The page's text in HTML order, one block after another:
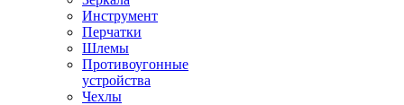
Инструмент
Перчатки
Шлемы
Противоугонные
устройства
Чехлы